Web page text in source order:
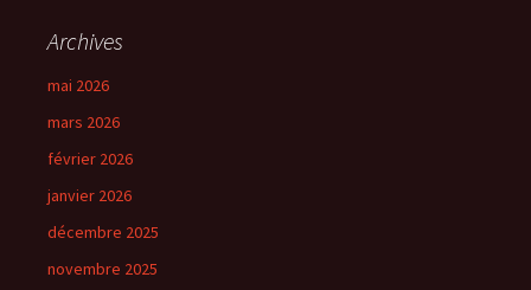
Archives
mai 2026
mars 2026
février 2026
janvier 2026
décembre 2025
novembre 2025